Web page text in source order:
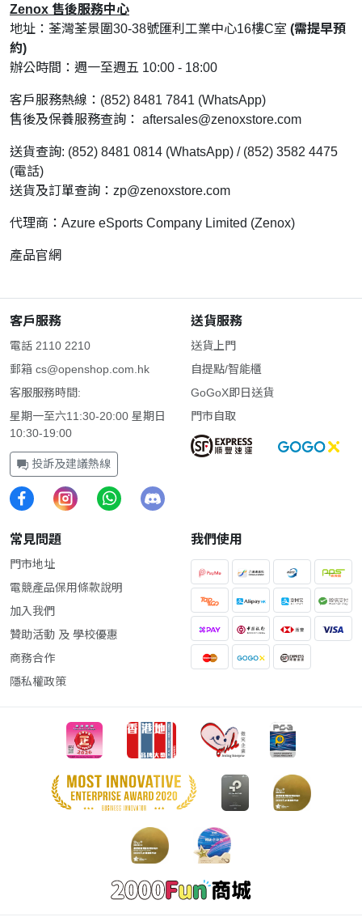
Zenox 售後服務中心
地址：荃灣荃景圍30-38號匯利工業中心16樓C室 (需提早預
約)
辦公時間：週一至週五 10:00 - 18:00
客戶服務熱線：(852) 8481 7841 (WhatsApp)
售後及保養服務查詢： aftersales@zenoxstore.com
送貨查詢: (852) 8481 0814 (WhatsApp) / (852) 3582 4475
(電話)
送貨及訂單查詢： zp@zenoxstore.com
代理商：Azure eSports Company Limited (Zenox)
產品官網
客戶服務
電話 2110 2210
郵箱 cs@openshop.com.hk
客服服務時間:
星期一至六11:30-20:00 星期日
10:30-19:00
投訴及建議熱線
送貨服務
送貨上門
自提點/智能櫃
GoGoX即日送貨
門市自取
常見問題
門市地址
電競產品保用條款說明
加入我們
贊助活動 及 學校優惠
商務合作
隱私權政策
我們使用